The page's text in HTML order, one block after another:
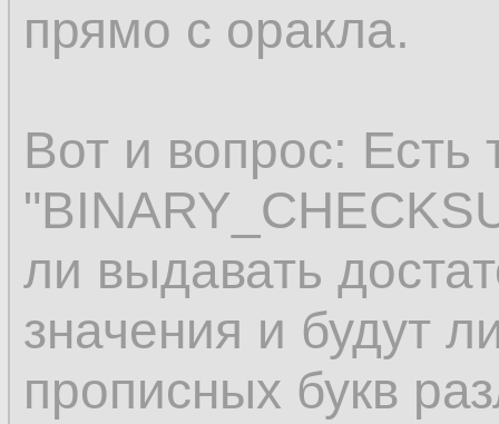
прямо с оракла.
Вот и вопрос: Есть
ли выдавать
значения и будут
прописных букв